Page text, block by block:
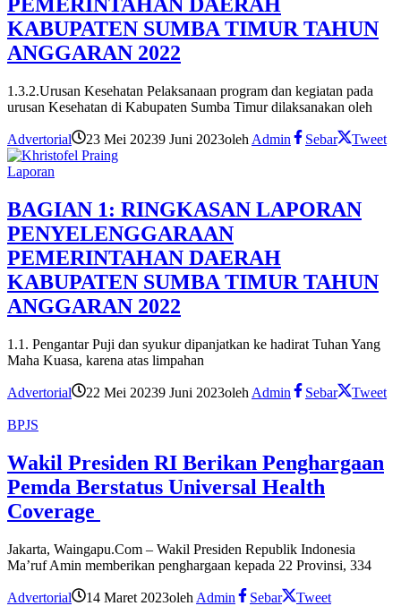
PEMERINTAHAN DAERAH
KABUPATEN SUMBA TIMUR TAHUN
ANGGARAN 2022
1.3.2.Urusan Kesehatan Pelaksanaan program dan kegiatan pada
urusan Kesehatan di Kabupaten Sumba Timur dilaksanakan oleh
Advertorial 23 Mei 20239 Juni 2023oleh Admin Sebar Tweet
Laporan
BAGIAN 1: RINGKASAN LAPORAN
PENYELENGGARAAN
PEMERINTAHAN DAERAH
KABUPATEN SUMBA TIMUR TAHUN
ANGGARAN 2022
1.1. Pengantar Puji dan syukur dipanjatkan ke hadirat Tuhan Yang
Maha Kuasa, karena atas limpahan
Advertorial 22 Mei 20239 Juni 2023oleh Admin Sebar Tweet
BPJS
Wakil Presiden RI Berikan Penghargaan
Pemda Berstatus Universal Health
Coverage
Jakarta, Waingapu.Com – Wakil Presiden Republik Indonesia
Ma’ruf Amin memberikan penghargaan kepada 22 Provinsi, 334
Advertorial 14 Maret 2023oleh Admin Sebar Tweet